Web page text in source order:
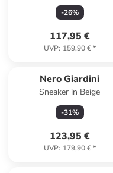
-26%
117,95 €
UVP: 159,90 €*
Nero Giardini
Sneaker in Beige
-31%
123,95 €
UVP: 179,90 €*